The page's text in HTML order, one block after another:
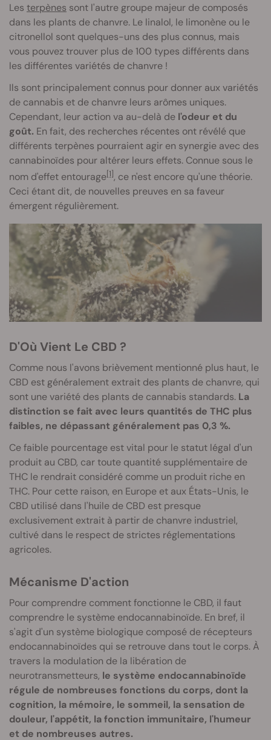
Les terpènes sont l'autre groupe majeur de composés
dans les plants de chanvre. Le linalol, le limonène ou le
citronellol sont quelques-uns des plus connus, mais
vous pouvez trouver plus de 100 types différents dans
les différentes variétés de chanvre !
Ils sont principalement connus pour donner aux variétés
de cannabis et de chanvre leurs arômes uniques.
Cependant, leur action va au-delà de l'odeur et du
goût. En fait, des recherches récentes ont révélé que
différents terpènes pourraient agir en synergie avec des
cannabinoïdes pour altérer leurs effets. Connue sous le
nom d'effet entourage[1], ce n'est encore qu'une théorie.
Ceci étant dit, de nouvelles preuves en sa faveur
émergent régulièrement.
D'Où Vient Le CBD ?
Comme nous l'avons brièvement mentionné plus haut, le
CBD est généralement extrait des plants de chanvre, qui
sont une variété des plants de cannabis standards. La
distinction se fait avec leurs quantités de THC plus
faibles, ne dépassant généralement pas 0,3 %.
Ce faible pourcentage est vital pour le statut légal d'un
produit au CBD, car toute quantité supplémentaire de
THC le rendrait considéré comme un produit riche en
THC. Pour cette raison, en Europe et aux États-Unis, le
CBD utilisé dans l'huile de CBD est presque
exclusivement extrait à partir de chanvre industriel,
cultivé dans le respect de strictes réglementations
agricoles.
Mécanisme D'action
Pour comprendre comment fonctionne le CBD, il faut
comprendre le système endocannabinoïde. En bref, il
s'agit d'un système biologique composé de récepteurs
endocannabinoïdes qui se retrouve dans tout le corps. À
travers la modulation de la libération de
neurotransmetteurs, le système endocannabinoïde
régule de nombreuses fonctions du corps, dont la
cognition, la mémoire, le sommeil, la sensation de
douleur, l'appétit, la fonction immunitaire, l'humeur
et de nombreuses autres.